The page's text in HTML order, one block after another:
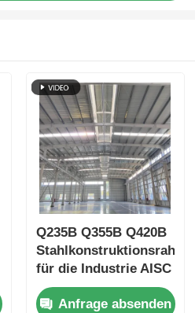
Q235B Q355B Q420B
für die Industrie AISC
Standard Custom
Anfrage absenden